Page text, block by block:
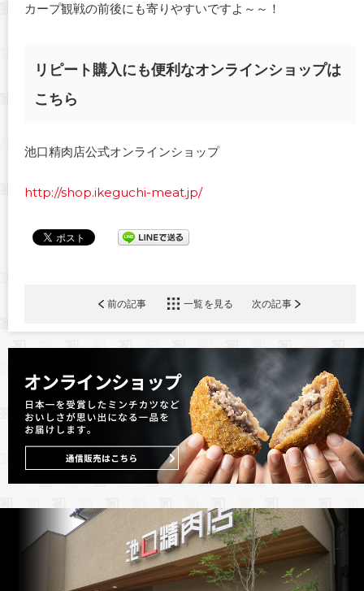
カープ観戦の前後にも寄りやすいですよ～～！
リピート購入にも便利なオンラインショップは
こちら
池口精肉店公式オンラインショップ
http://shop.ikeguchi-meat.jp/
前の記事 一覧を見る 次の記事